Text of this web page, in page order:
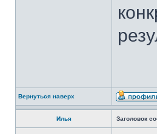
Вернуться наверх
Илья Заголовок